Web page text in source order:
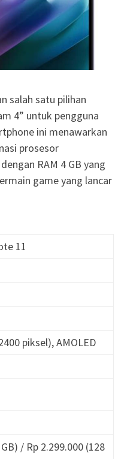
salah satu pilihan
4” untuk pengguna
ini menawarkan
prosesor
RAM 4 GB yang
game yang lancar
11
piksel), AMOLED
/ Rp 2.299.000 (128